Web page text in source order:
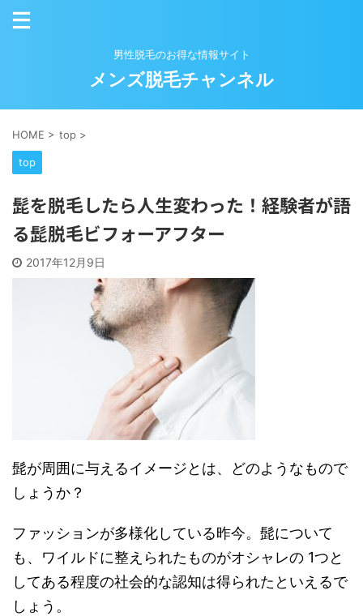
男性脱毛のお得な情報サイト
メンズ脱毛チャンネル
HOME > top >
top
髭を脱毛したら人生変わった！経験者が語
る髭脱毛ビフォーアフター
2017年12月9日
髭が周囲に与えるイメージとは、どのようなもので
しょうか？
ファッションが多様化している昨今。髭について
も、ワイルドに整えられたものがオシャレの 1つと
してある程度の社会的な認知は得られたといえるで
しょう。